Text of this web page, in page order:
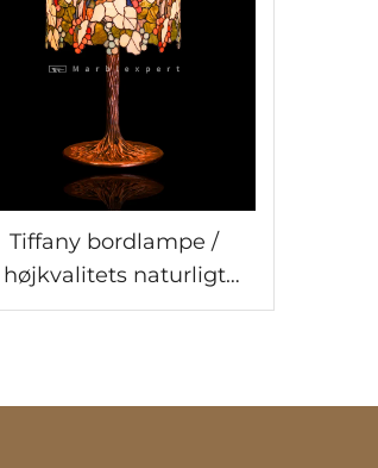
Tiffany bordlampe /
højkvalitets naturligt
ædelstens Tiffany
/ klassiske